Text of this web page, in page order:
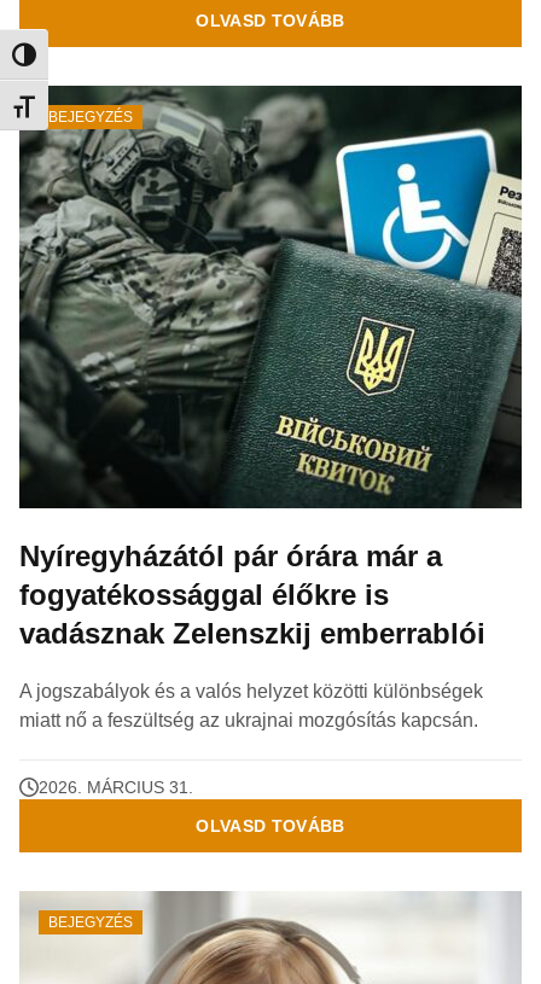
Nagy kontraszt váltása
Betűméret váltása
OLVASD TOVÁBB
BEJEGYZÉS
Nyíregyházától pár órára már a
fogyatékossággal élőkre is
vadásznak Zelenszkij emberrablói
A jogszabályok és a valós helyzet közötti különbségek
miatt nő a feszültség az ukrajnai mozgósítás kapcsán.
2026. MÁRCIUS 31.
OLVASD TOVÁBB
BEJEGYZÉS